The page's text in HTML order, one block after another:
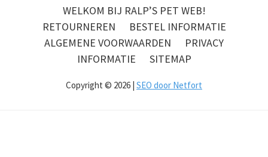
WELKOM BIJ RALP’S PET WEB!
RETOURNEREN
BESTEL INFORMATIE
ALGEMENE VOORWAARDEN
PRIVACY
INFORMATIE
SITEMAP
Copyright © 2026 | SEO door Netfort